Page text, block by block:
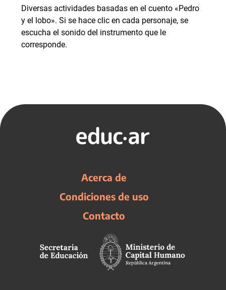
Diversas actividades basadas en el cuento «Pedro
y el lobo». Si se hace clic en cada personaje, se
escucha el sonido del instrumento que le
corresponde.
Acerca de
Condiciones de uso
Contacto